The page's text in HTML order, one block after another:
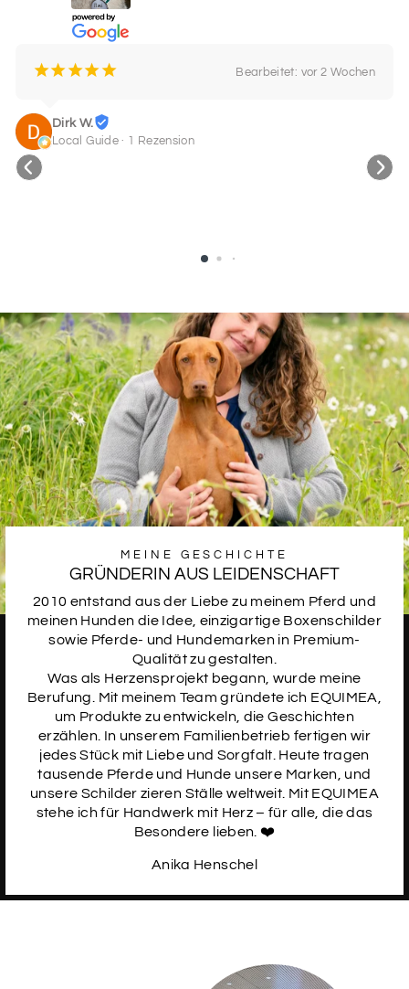
SCHRIFTART
SCHRIFTART
14
SCHRIFTART
15
SCHRIFTART
SCHRIFTART
17
SCHRIFTART
18
SCHRIFTART
19
¡¡¡¡¡ Bearbeitet: vor 2 Wochen
Dirk W.
Local Guide · 1 Rezension
MEINE GESCHICHTE
GRÜNDERIN AUS LEIDENSCHAFT
2010 entstand aus der Liebe zu meinem Pferd und
meinen Hunden die Idee, einzigartige Boxenschilder
sowie Pferde- und Hundemarken in Premium-
Qualität zu gestalten.
Was als Herzensprojekt begann, wurde meine
Berufung. Mit meinem Team gründete ich EQUIMEA,
um Produkte zu entwickeln, die Geschichten
erzählen. In unserem Familienbetrieb fertigen wir
jedes Stück mit Liebe und Sorgfalt. Heute tragen
tausende Pferde und Hunde unsere Marken, und
unsere Schilder zieren Ställe weltweit. Mit EQUIMEA
stehe ich für Handwerk mit Herz – für alle, die das
Besondere lieben. ❤️
Anika Henschel